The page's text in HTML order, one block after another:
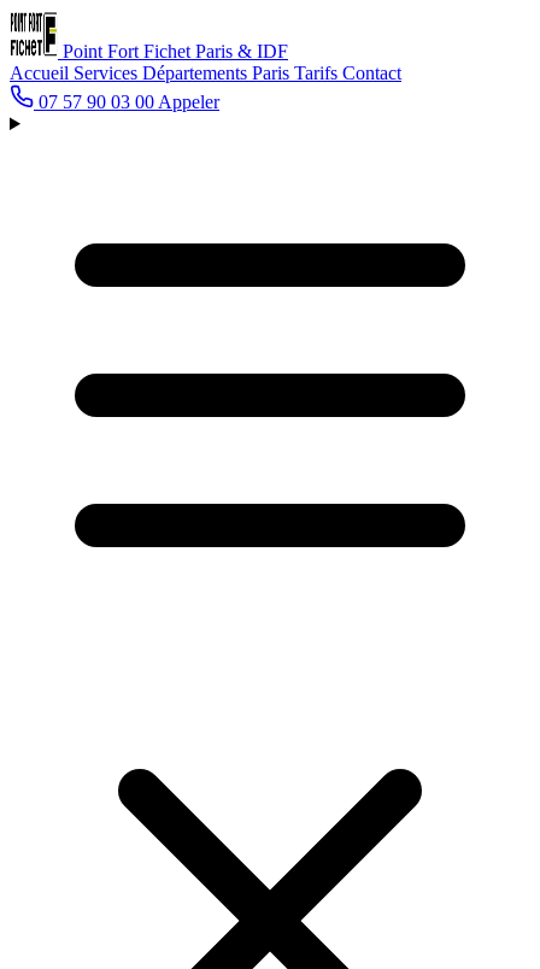
Point Fort Fichet Paris & IDF
Accueil Services Départements Paris Tarifs Contact
07 57 90 03 00 Appeler